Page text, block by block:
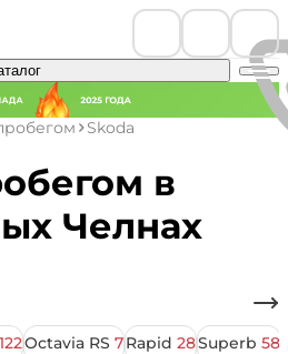
Skoda
в
Челнах
122Octavia RS 7Rapid 28Superb 58